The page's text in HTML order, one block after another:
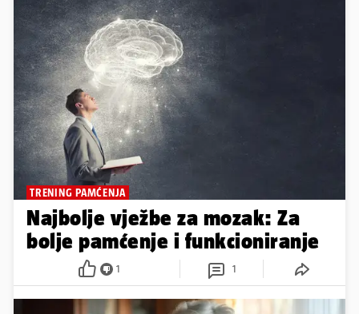
TRENING PAMĆENJA
Najbolje vježbe za mozak: Za
bolje pamćenje i funkcioniranje
1 1